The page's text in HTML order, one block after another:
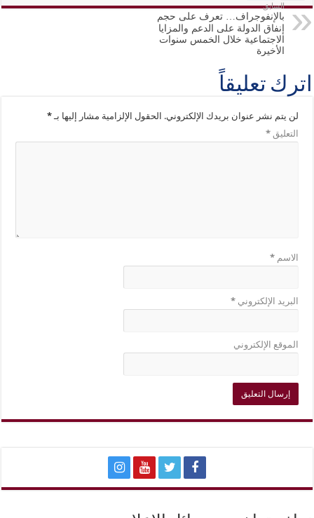
السابق
بالإنفوجراف… تعرف على حجم
إنفاق الدولة على الدعم والمزايا
الاجتماعية خلال الخمس سنوات
الأخيرة
اترك تعليقاً
لن يتم نشر عنوان بريدك الإلكتروني. الحقول الإلزامية مشار إليها بـ*
التعليق*
الاسم*
البريد الإلكتروني*
الموقع الإلكتروني